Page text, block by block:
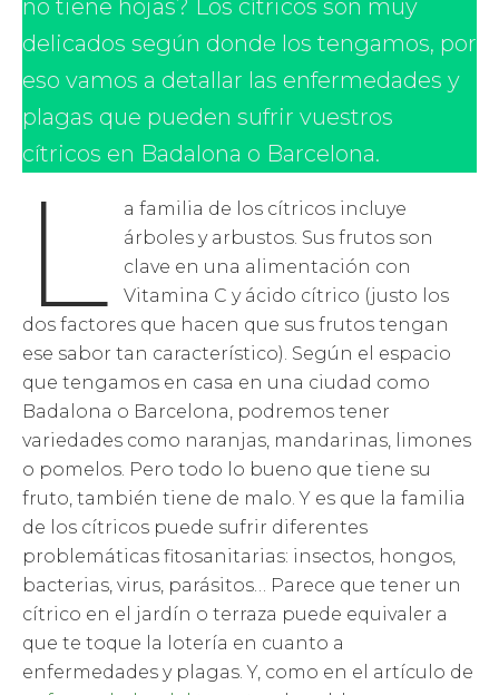
no tiene hojas? Los cítricos son muy
delicados según donde los tengamos, por
eso vamos a detallar las enfermedades y
plagas que pueden sufrir vuestros
cítricos en Badalona o Barcelona.
L
a familia de los cítricos incluye
árboles y arbustos. Sus frutos son
clave en una alimentación con
Vitamina C y ácido cítrico (justo los
dos factores que hacen que sus frutos tengan
ese sabor tan característico). Según el espacio
que tengamos en casa en una ciudad como
Badalona o Barcelona, podremos tener
variedades como naranjas, mandarinas, limones
o pomelos. Pero todo lo bueno que tiene su
fruto, también tiene de malo. Y es que la familia
de los cítricos puede sufrir diferentes
problemáticas fitosanitarias: insectos, hongos,
bacterias, virus, parásitos… Parece que tener un
cítrico en el jardín o terraza puede equivaler a
que te toque la lotería en cuanto a
enfermedades y plagas. Y, como en el artículo de